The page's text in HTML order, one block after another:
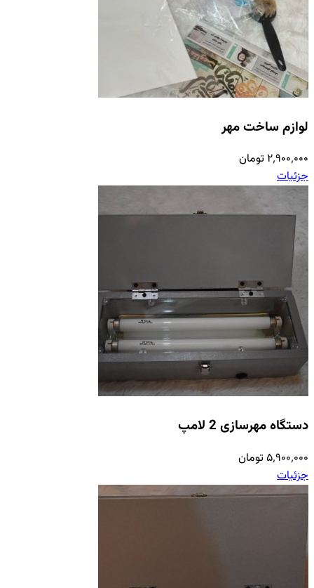
لوازم ساخت مهر
۲٬۹۰۰٬۰۰۰ تومان
جزئیات
دستگاه مهرسازی 2 لامپ
۵٬۹۰۰٬۰۰۰ تومان
جزئیات